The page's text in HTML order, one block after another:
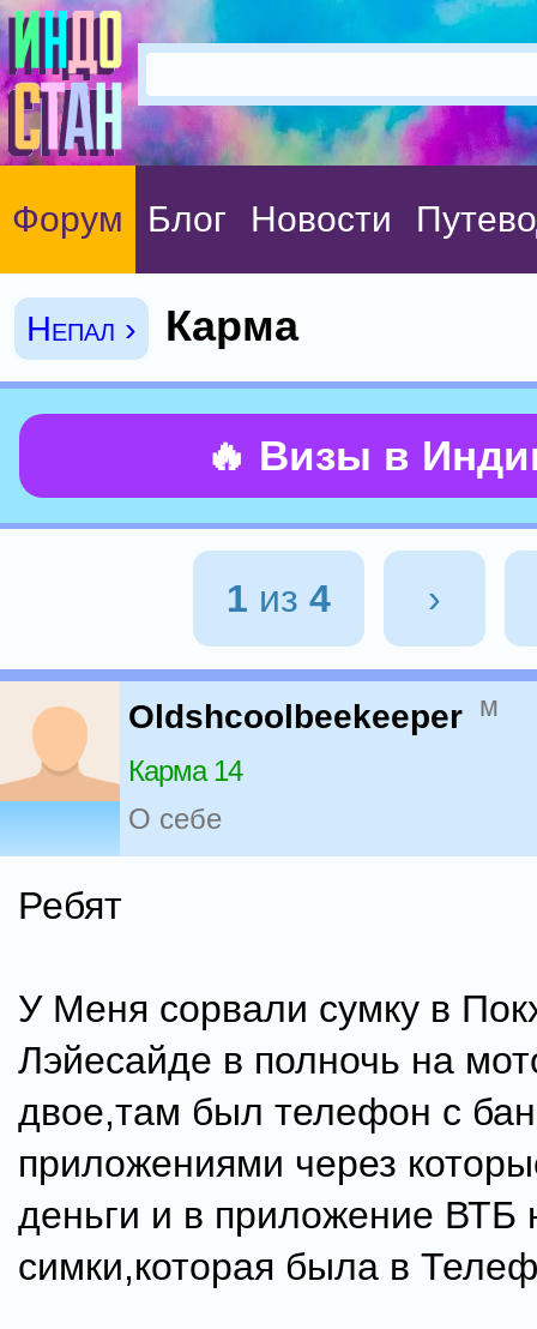
Форум Блог Новости
Непал › Карма
🔥 Визы в
1 из 4 ›
Oldshcoolbeekeeper м
Карма 14
О себе
Ребят
У Меня сорвали сумку в
Лэйесайде в полночь на
двое,там был телефон с
приложениями через
деньги и в приложение ВТБ
симки,которая была в